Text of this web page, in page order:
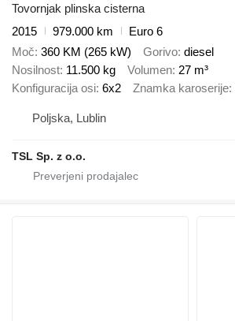
Tovornjak plinska cisterna
2015
979.000 km
Euro 6
Moč 360 KM (265 kW) Gorivo diesel
Nosilnost 11.500 kg Volumen 27 m³
Konfiguracija osi 6x2 Znamka karoserije
Poljska, Lublin
TSL Sp. z o.o.